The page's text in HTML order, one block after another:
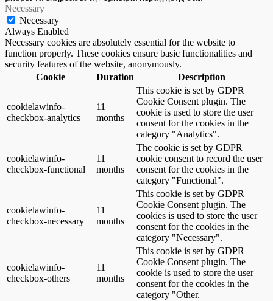
Necessary
Necessary
Always Enabled
Necessary cookies are absolutely essential for the website to
function properly. These cookies ensure basic functionalities and
security features of the website, anonymously.
Cookie
Duration Description
cookielawinfo-
checkbox-analytics
11
months
This cookie is set by GDPR
Cookie Consent plugin. The
cookie is used to store the user
consent for the cookies in the
category "Analytics".
cookielawinfo-
checkbox-functional
11
months
The cookie is set by GDPR
cookie consent to record the user
consent for the cookies in the
category "Functional".
cookielawinfo-
checkbox-necessary
11
months
This cookie is set by GDPR
Cookie Consent plugin. The
cookies is used to store the user
consent for the cookies in the
category "Necessary".
cookielawinfo-
checkbox-others
11
months
This cookie is set by GDPR
Cookie Consent plugin. The
cookie is used to store the user
consent for the cookies in the
category "Other.